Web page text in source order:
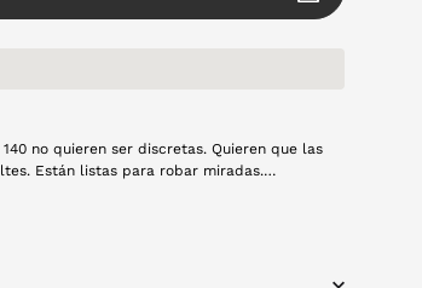
no quieren ser discretas. Quieren que las
Están listas para robar miradas.